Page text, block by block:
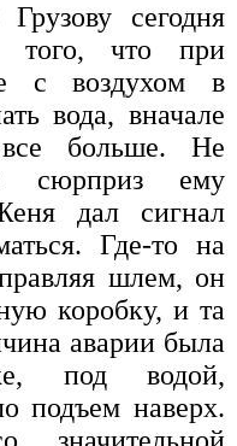
сегодня
того, что при
с воздухом в
вода, вначале
больше. Не
сюрприз ему
дал сигнал
Где-то на
шлем, он
коробку, и та
аварии была
под водой,
подъем наверх.